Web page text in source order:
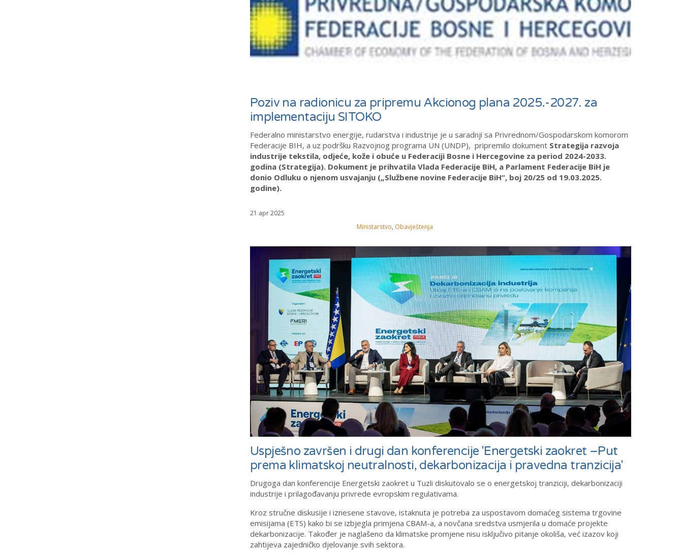
Poziv na radionicu za pripremu Akcionog plana 2025.-2027. za
implementaciju SITOKO
Federalno ministarstvo energije, rudarstva i industrije je u saradnji sa Privrednom/Gospodarskom komorom
Federacije BIH, a uz podršku Razvojnog programa UN (UNDP), pripremilo dokument Strategija razvoja
industrije tekstila, odjeće, kože i obuće u Federaciji Bosne i Hercegovine za period 2024-2033.
godina (Strategija). Dokument je prihvatila Vlada Federacije BiH, a Parlament Federacije BiH je
donio Odluku o njenom usvajanju („Službene novine Federacije BiH“, boj 20/25 od 19.03.2025.
godine).
21 apr 2025
Ministarstvo, Obavještenja
Uspješno završen i drugi dan konferencije 'Energetski zaokret –Put
prema klimatskoj neutralnosti, dekarbonizacija i pravedna tranzicija'
Drugoga dan konferencije Energetski zaokret u Tuzli diskutovalo se o energetskoj tranziciji, dekarbonizaciji
industrije i prilagođavanju privrede evropskim regulativama.
Kroz stručne diskusije i iznesene stavove, istaknuta je potreba za uspostavom domaćeg sistema trgovine
emisijama (ETS) kako bi se izbjegla primjena CBAM-a, a novčana sredstva usmjerila u domaće projekte
dekarbonizacije. Također je naglašeno da klimatske promjene nisu isključivo pitanje okoliša, već izazov koji
zahtijeva zajedničko djelovanje svih sektora.